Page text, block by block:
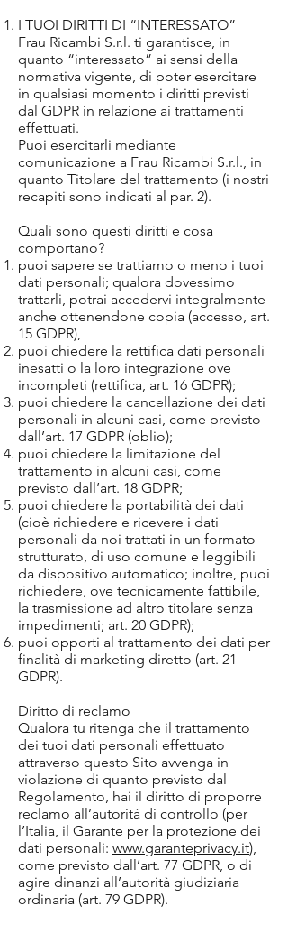
I TUOI DIRITTI DI “INTERESSATO”
Frau Ricambi S.r.l. ti garantisce, in
quanto “interessato” ai sensi della
normativa vigente, di poter esercitare
in qualsiasi momento i diritti previsti
dal GDPR in relazione ai trattamenti
effettuati.
Puoi esercitarli mediante
comunicazione a Frau Ricambi S.r.l., in
quanto Titolare del trattamento (i nostri
recapiti sono indicati al par. 2).
Quali sono questi diritti e cosa
comportano?
puoi sapere se trattiamo o meno i tuoi
dati personali; qualora dovessimo
trattarli, potrai accedervi integralmente
anche ottenendone copia (accesso, art.
15 GDPR),
puoi chiedere la rettifica dati personali
inesatti o la loro integrazione ove
incompleti (rettifica, art. 16 GDPR);
puoi chiedere la cancellazione dei dati
personali in alcuni casi, come previsto
dall’art. 17 GDPR (oblio);
puoi chiedere la limitazione del
trattamento in alcuni casi, come
previsto dall’art. 18 GDPR;
puoi chiedere la portabilità dei dati
(cioè richiedere e ricevere i dati
personali da noi trattati in un formato
strutturato, di uso comune e leggibili
da dispositivo automatico; inoltre, puoi
richiedere, ove tecnicamente fattibile,
la trasmissione ad altro titolare senza
impedimenti; art. 20 GDPR);
puoi opporti al trattamento dei dati per
finalità di marketing diretto (art. 21
GDPR).
Diritto di reclamo
Qualora tu ritenga che il trattamento
dei tuoi dati personali effettuato
attraverso questo Sito avvenga in
violazione di quanto previsto dal
Regolamento, hai il diritto di proporre
reclamo all’autorità di controllo (per
l’Italia, il Garante per la protezione dei
dati personali: www.garanteprivacy.it),
come previsto dall’art. 77 GDPR, o di
agire dinanzi all’autorità giudiziaria
ordinaria (art. 79 GDPR).